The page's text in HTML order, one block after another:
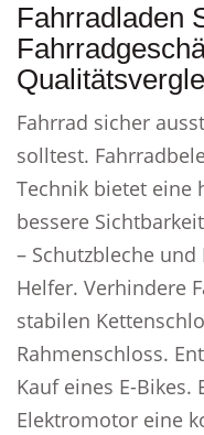
Fahrradladen
Fahrrad sicher
solltest.
Technik bietet eine
bessere
– Schutzbleche
Helfer. Verhindere
stabilen
Rahmenschloss.
Kauf eines E-Bikes.
Elektromotor eine